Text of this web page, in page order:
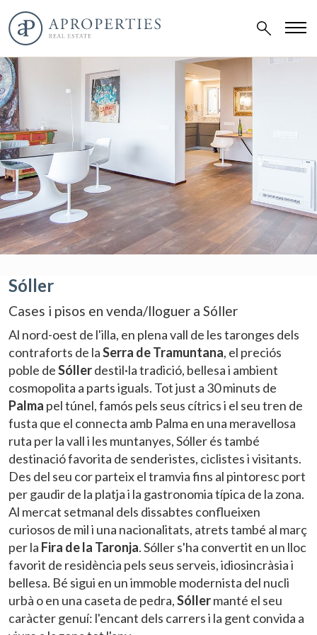
Sóller
Cases i pisos en venda/lloguer a Sóller
Al nord-oest de l'illa, en plena vall de les taronges dels
contraforts de laSerra de Tramuntana, el preciós
poble deSóllerdestil·la tradició, bellesa i ambient
cosmopolita a parts iguals. Tot just a 30 minuts de
Palma pel túnel, famós pels seus cítrics i el seu tren de
fusta que el connecta amb Palma en una meravellosa
ruta per la vall i les muntanyes, Sóller és també
destinació favorita de senderistes, ciclistes i visitants.
Des del seu cor parteix el tramvia fins al pintoresc port
per gaudir de la platja i la gastronomia típica de la zona.
Al mercat setmanal dels dissabtes conflueixen
curiosos de mil i una nacionalitats, atrets també al març
per la Fira de la Taronja. Sóller s'ha convertit en un lloc
favorit de residència pels seus serveis, idiosincràsia i
bellesa. Bé sigui en un immoble modernista del nucli
urbà o en una caseta de pedra,Sóllermanté el seu
caràcter genuí: l'encant dels carrers i la gent convida a